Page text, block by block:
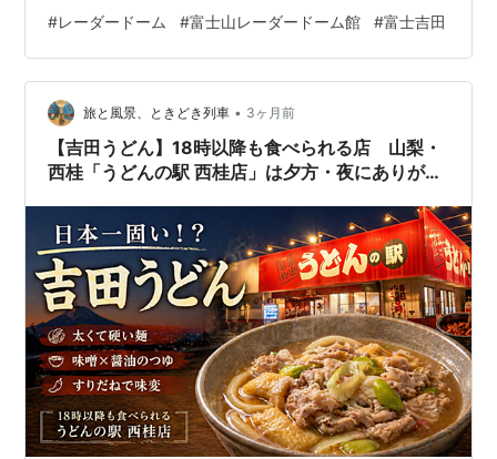
#レーダードーム #富士山レーダードーム館 #富士吉田
旅と風景、ときどき列車 • 3ヶ月前
【吉田うどん】18時以降も食べられる店 山梨・
西桂「うどんの駅 西桂店」は夕方・夜にありがた